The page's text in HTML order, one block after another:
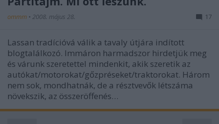
ommm • 2008. május 28. 17
Lassan tradícióvá válik a tavaly útjára indított
blogtalálkozó. Immáron harmadszor hirdetjük meg
és várunk szeretettel mindenkit, akik szeretik az
autókat/motorokat/gőzpréseket/traktorokat. Három
nem sok, mondhatnák, de a résztvevők létszáma
növekszik, az összeröffenés…